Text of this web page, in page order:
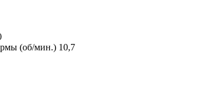
(об/мин.) 10,7